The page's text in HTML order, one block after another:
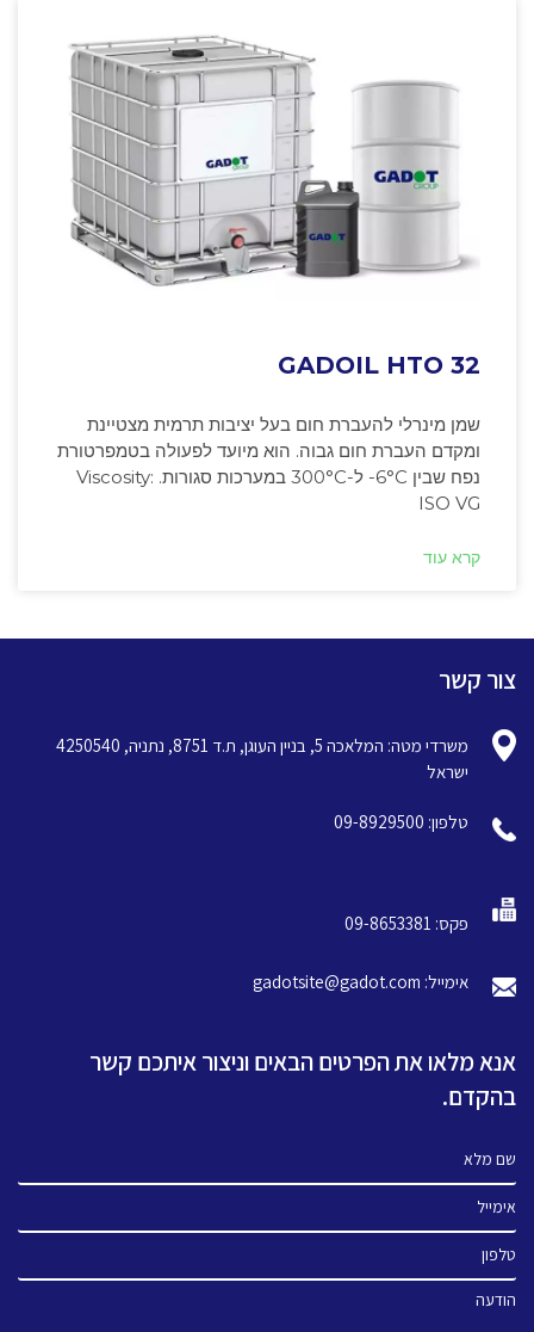
GADOIL HTO 32
שמן מינרלי להעברת חום בעל יציבות תרמית מצטיינת
ומקדם העברת חום גבוה. הוא מיועד לפעולה בטמפרטורת
נפח שבין ‎-6°C ל-300°C במערכות סגורות. Viscosity:
ISO VG
קרא עוד
צור קשר
משרדי מטה: המלאכה 5, בניין העוגן, ת.ד 8751, נתניה, 4250540
ישראל
טלפון: 09-8929500
פקס: 09-8653381
אימייל: gadotsite@gadot.com
אנא מלאו את הפרטים הבאים וניצור איתכם קשר
בהקדם.
שם מלא
אימייל
טלפון
הודעה